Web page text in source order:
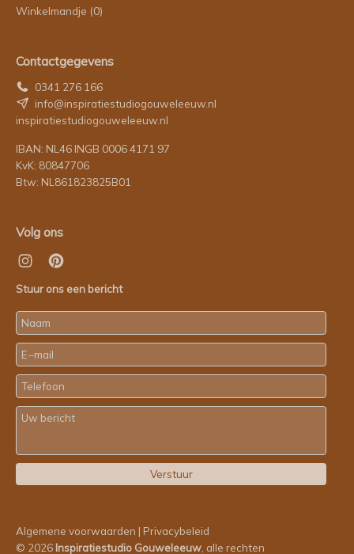
Winkelmandje (0)
Contactgegevens
0341 276 166
info@inspiratiestudiogouweleeuw.nl
inspiratiestudiogouweleeuw.nl
IBAN: NL46 INGB 0006 4171 97
KvK: 80847706
Btw: NL861823825B01
Volg ons
Stuur ons een bericht
Algemene voorwaarden | Privacybeleid
© 2026 Inspiratiestudio Gouweleeuw , alle rechten